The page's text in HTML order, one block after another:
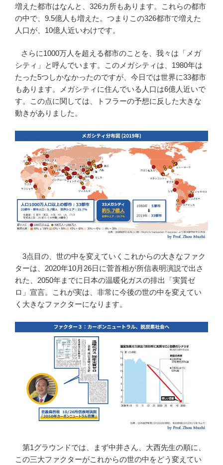
増えた都市はなんと、326カ所もあります。これらの都市
の中で、9.5億人も増えた。つまりこの326都市で増えた
人口が、10億人近いわけです。
さらに1000万人を超える都市のことを、我々は「メガ
シティ」と呼んでいます。このメガシティは、1980年は
たった5つしかなかったのですが、今日では世界に33都市
もあります。メガシティに住んでいる人口は6億人近いで
す。この点に関しては、トフラーの予想に反した大きな
動きがありました。
3点目の、世の中を変えていくこれからの大きなファク
ターは、2020年10月26日に菅首相が所信表明演説で出さ
れた、2050年までに日本の温暖化ガスの排出「実質ゼ
ロ」宣言。これが実は、非常に今後の世の中を変えてい
く大きなファクターになります。
第1グラウンドでは、まず中井さん、大西先生の順に、
この三大ファクターがこれからの世の中をどう変えてい